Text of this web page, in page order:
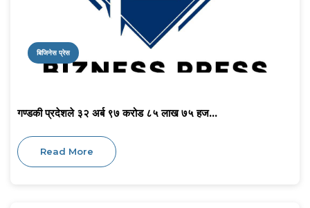
बिजिनेस प्रेस
गण्डकी प्रदेशले ३२ अर्ब ९७ करोड ८५ लाख ७५ हज...
Read More